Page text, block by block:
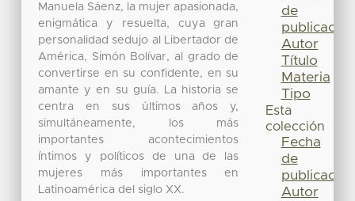
Manuela Sáenz, la mujer apasionada,
enigmática y resuelta, cuya gran
personalidad sedujo al Libertador de
América, Simón Bolívar, al grado de
convertirse en su confidente, en su
amante y en su guía. La historia se
centra en sus últimos años y,
simultáneamente, los más
importantes acontecimientos
íntimos y políticos de una de las
mujeres más importantes en
Latinoamérica del siglo XX.
de
publicación
Autor
Título
Materia
Tipo
Esta
colección
Fecha
de
publicación
Autor